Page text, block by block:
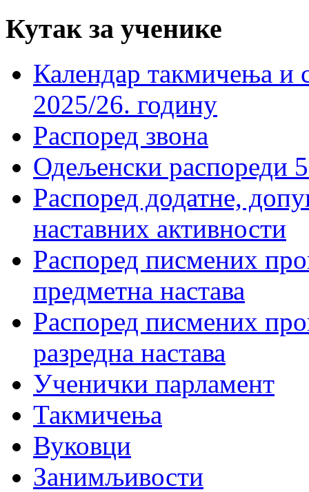
Кутак за ученике
Календар такмичења
2025/26. годину
Распоред звона
Одељенски распореди
Распоред додатне,
наставних активности
Распоред писмених
предметна настава
Распоред писмених
разредна настава
Ученички парламент
Такмичења
Вуковци
Занимљивости